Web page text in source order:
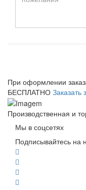
При оформлении
БЕСПЛАТНО Заказать
Производственная и
Мы в соцсетях
Подписывайтесь на